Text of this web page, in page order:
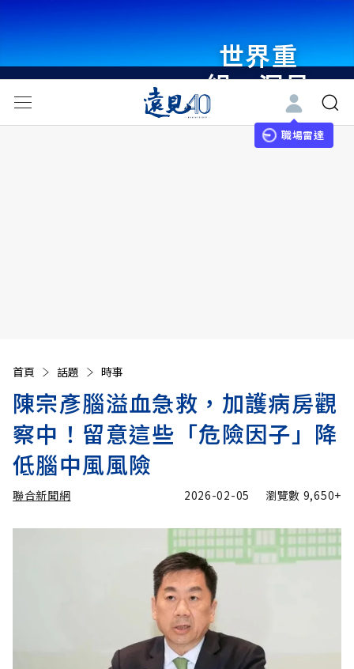
世界重
組・洞見
未來 與
世界領袖
職場雷達
首頁 話題 時事
陳宗彥腦溢血急救，加護病房觀
察中！留意這些「危險因子」降
低腦中風風險
聯合新聞網 2026-02-05 瀏覽數 9,650+